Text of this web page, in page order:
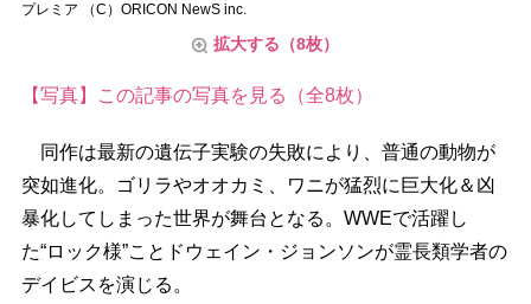
プレミア （C）ORICON NewS inc.
拡大する（8枚）
【写真】この記事の写真を見る（全8枚）
同作は最新の遺伝子実験の失敗により、普通の動物が
突如進化。ゴリラやオオカミ、ワニが猛烈に巨大化＆凶
暴化してしまった世界が舞台となる。WWEで活躍し
た“ロック様”ことドウェイン・ジョンソンが霊長類学者の
デイビスを演じる。